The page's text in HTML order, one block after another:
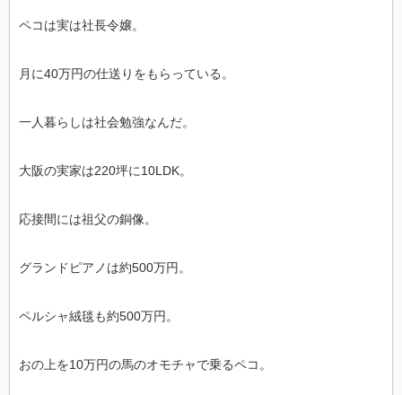
ペコは実は社長令嬢。
月に40万円の仕送りをもらっている。
一人暮らしは社会勉強なんだ。
大阪の実家は220坪に10LDK。
応接間には祖父の銅像。
グランドピアノは約500万円。
ペルシャ絨毯も約500万円。
おの上を10万円の馬のオモチャで乗るペコ。